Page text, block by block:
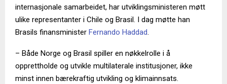
internasjonale samarbeidet, har utviklingsministeren møtt
ulike representanter i Chile og Brasil. I dag møtte han
Brasils finansminister Fernando Haddad.
– Både Norge og Brasil spiller en nøkkelrolle i å
opprettholde og utvikle multilaterale institusjoner, ikke
minst innen bærekraftig utvikling og klimainnsats.